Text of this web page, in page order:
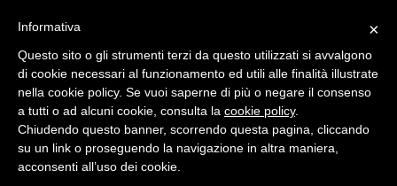
INDICE VERSIONI
MODIFICHE
×
Informativa
Questo sito o gli strumenti terzi da questo utilizzati si avvalgono
di cookie necessari al funzionamento ed utili alle finalità illustrate
nella cookie policy. Se vuoi saperne di più o negare il consenso
a tutti o ad alcuni cookie, consulta la cookie policy.
Chiudendo questo banner, scorrendo questa pagina, cliccando
su un link o proseguendo la navigazione in altra maniera,
acconsenti all’uso dei cookie.